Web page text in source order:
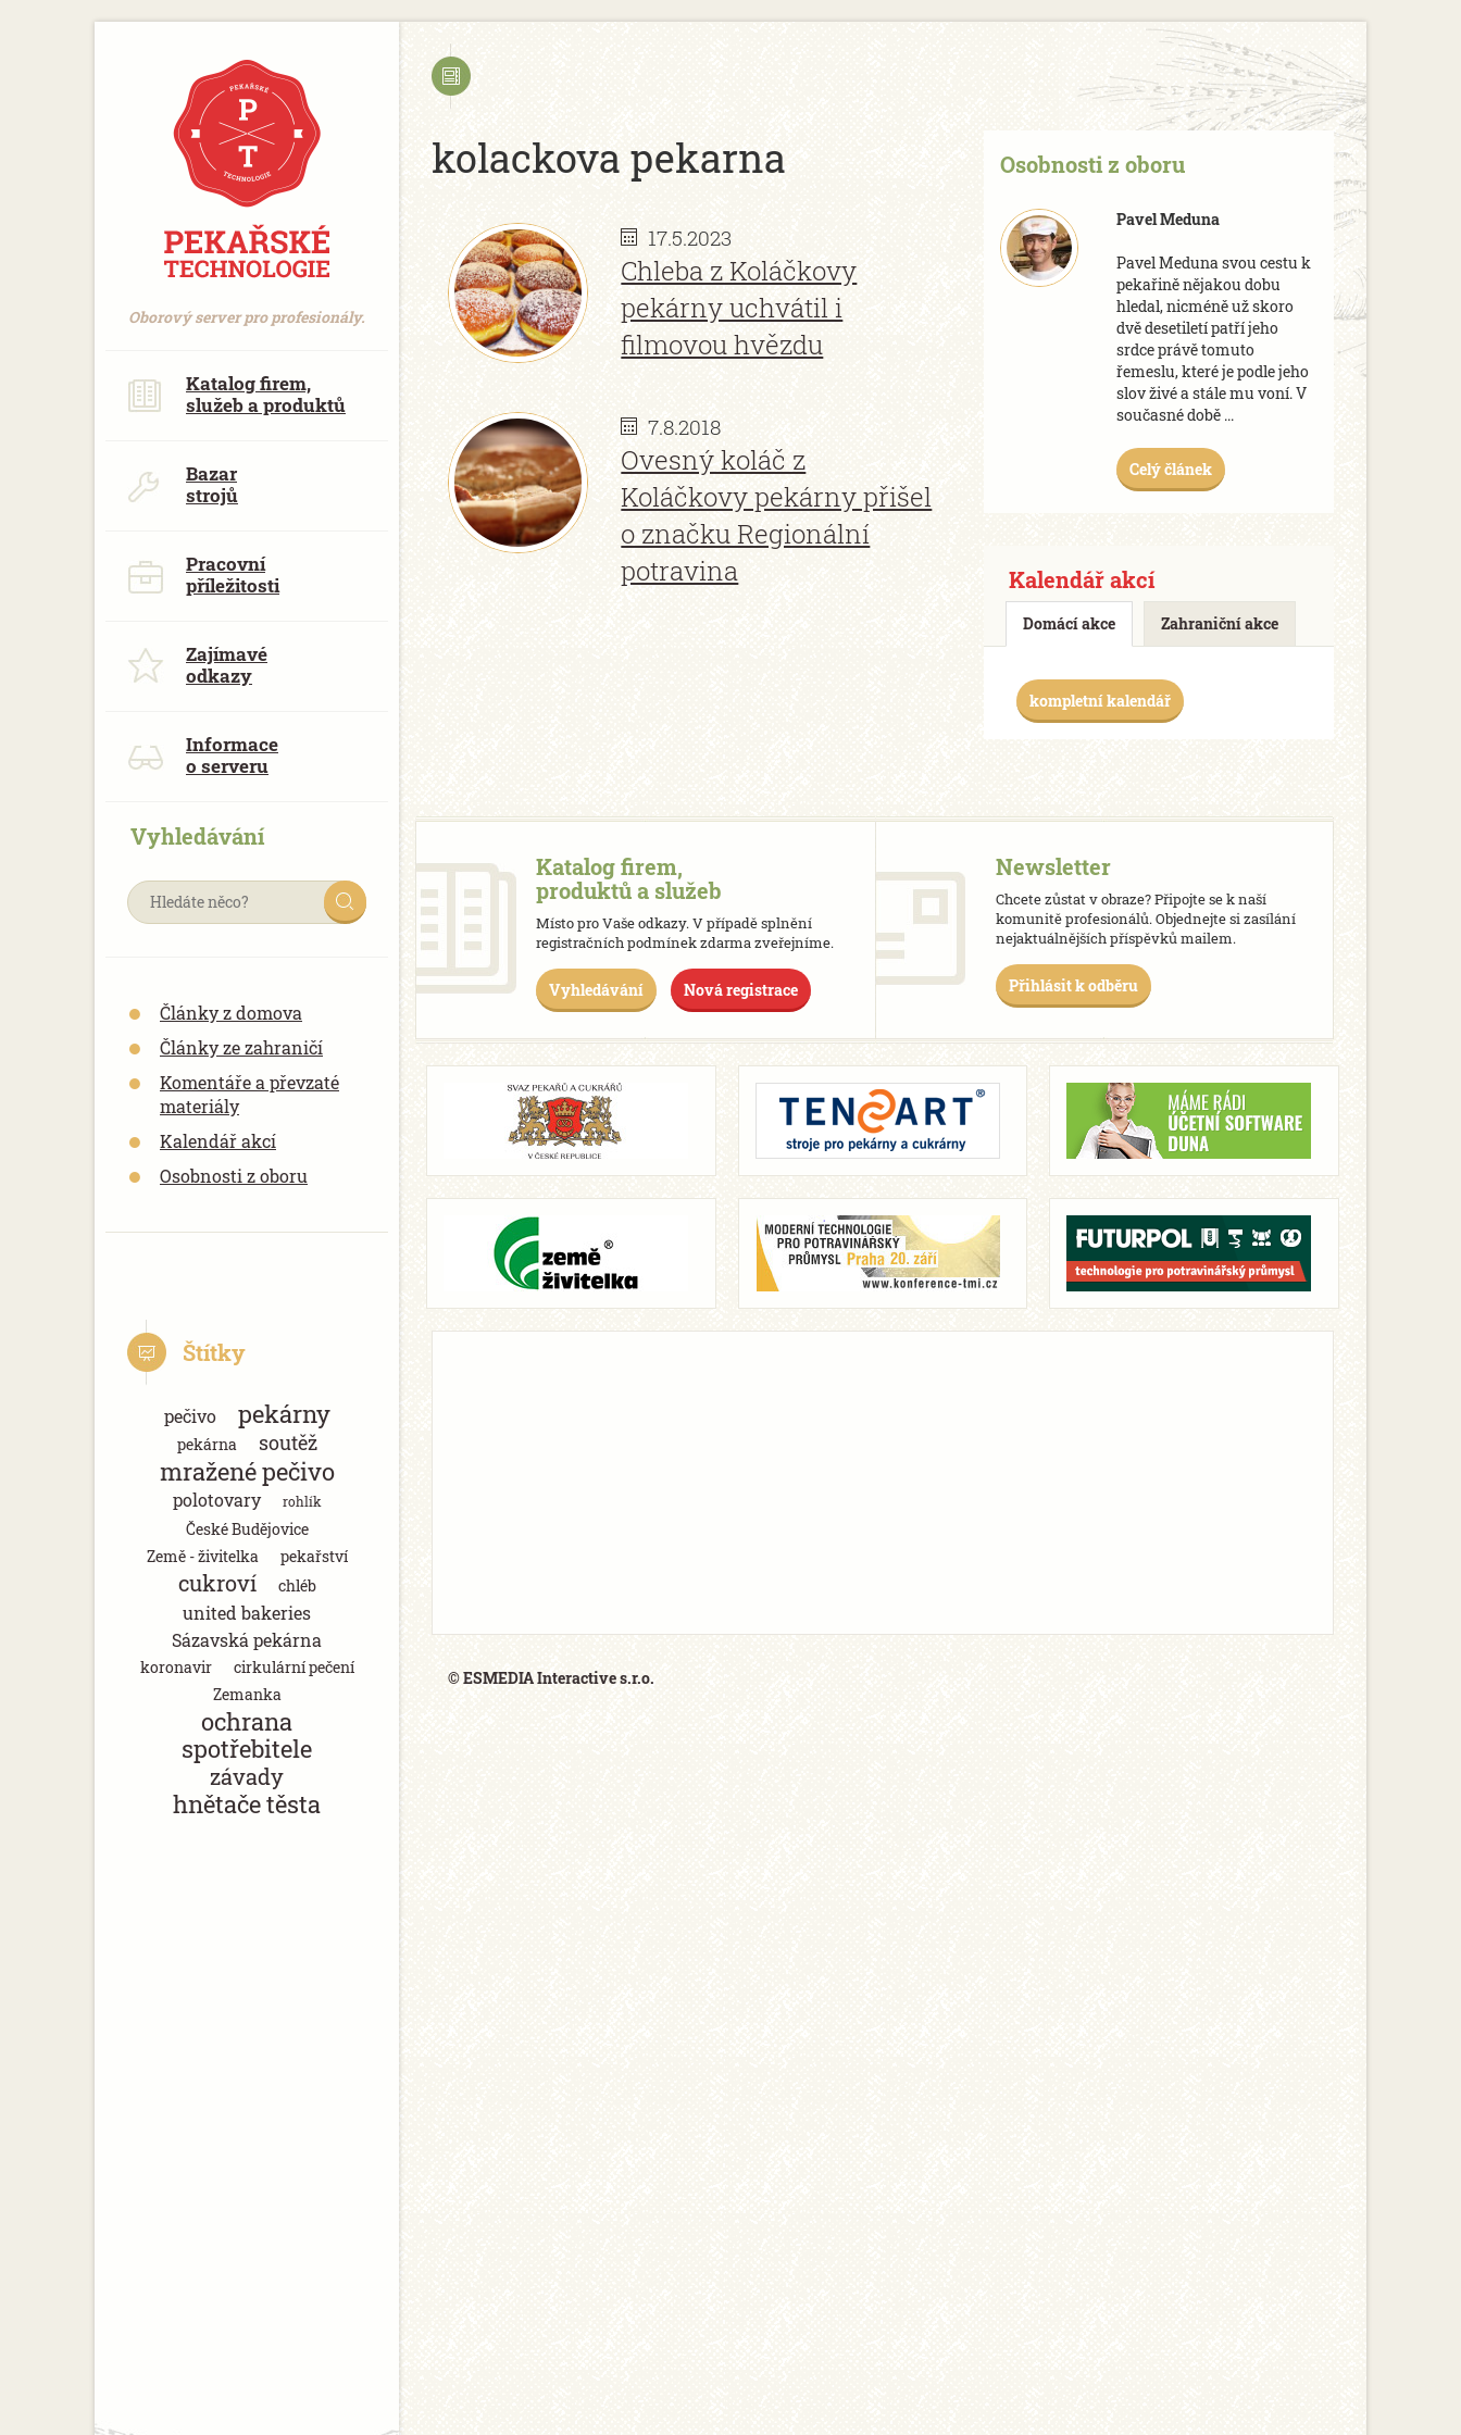
https://www.traditionrolex.com/18
Oborový server pro profesionály.
Katalog firem,
služeb a produktů
Bazar
strojů
Pracovní
příležitosti
Zajímavé
odkazy
Informace
o serveru
Vyhledávání
Články z domova
Články ze zahraničí
Komentáře a převzaté
materiály
Kalendář akcí
Osobnosti z oboru
Štítky
pečivo pekárny
pekárna soutěž
mražené pečivo
polotovary rohlík
České Budějovice
Země - živitelka
pekařství
cukroví chléb
united bakeries
Sázavská pekárna
koronavir
cirkulární pečení
Zemanka
ochrana
spotřebitele
závady
hnětače těsta
kolackova pekarna
17.5.2023
Chleba z Koláčkovy
pekárny uchvátil i
filmovou hvězdu
7.8.2018
Ovesný koláč z
Koláčkovy pekárny přišel
o značku Regionální
potravina
Osobnosti z oboru
Pavel Meduna
Pavel Meduna svou cestu k
pekařině nějakou dobu
hledal, nicméně už skoro
dvě desetiletí patří jeho
srdce právě tomuto
řemeslu, které je podle jeho
slov živé a stále mu voní. V
současné době ...
Celý článek
Kalendář akcí
Domácí akce Zahraniční akce
kompletní kalendář
Katalog firem,
produktů a služeb
Místo pro Vaše odkazy. V případě splnění
registračních podmínek zdarma zveřejníme.
Vyhledávání Nová registrace
Newsletter
Chcete zůstat v obraze? Připojte se k naší
komunitě profesionálů. Objednejte si zasílání
nejaktuálnějších příspěvků mailem.
Přihlásit k odběru
© ESMEDIA Interactive s.r.o.